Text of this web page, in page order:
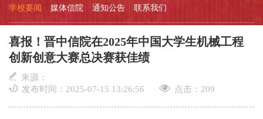
学校要闻
媒体信院 通知公告 联系我们
喜报！晋中信院在2025年中国大学生机械工程
创新创意大赛总决赛获佳绩
来源：
发布时间：2025-07-15 13:26:56
点击： 209